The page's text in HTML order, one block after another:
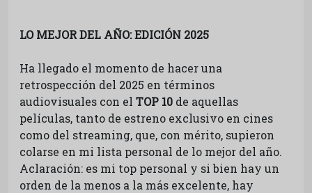
LO MEJOR DEL AÑO: EDICIÓN 2025
Ha llegado el momento de hacer una
retrospección del 2025 en términos
audiovisuales con el TOP 10 de aquellas
películas, tanto de estreno exclusivo en cines
como del streaming, que, con mérito, supieron
colarse en mi lista personal de lo mejor del año.
Aclaración: es mi top personal y si bien hay un
orden de la menos a la más excelente, hay